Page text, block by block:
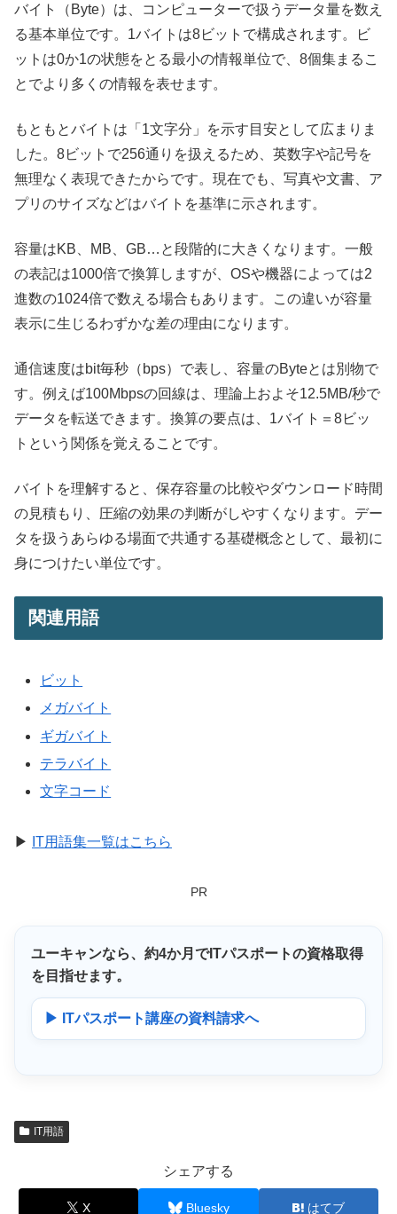
バイト（Byte）は、コンピューターで扱うデータ量を数え
る基本単位です。1バイトは8ビットで構成されます。ビ
ットは0か1の状態をとる最小の情報単位で、8個集まるこ
とでより多くの情報を表せます。
もともとバイトは「1文字分」を示す目安として広まりま
した。8ビットで256通りを扱えるため、英数字や記号を
無理なく表現できたからです。現在でも、写真や文書、ア
プリのサイズなどはバイトを基準に示されます。
容量はKB、MB、GB…と段階的に大きくなります。一般
の表記は1000倍で換算しますが、OSや機器によっては2
進数の1024倍で数える場合もあります。この違いが容量
表示に生じるわずかな差の理由になります。
通信速度はbit毎秒（bps）で表し、容量のByteとは別物で
す。例えば100Mbpsの回線は、理論上およそ12.5MB/秒で
データを転送できます。換算の要点は、1バイト＝8ビッ
トという関係を覚えることです。
バイトを理解すると、保存容量の比較やダウンロード時間
の見積もり、圧縮の効果の判断がしやすくなります。デー
タを扱うあらゆる場面で共通する基礎概念として、最初に
身につけたい単位です。
関連用語
ビット
メガバイト
ギガバイト
テラバイト
文字コード
▶ IT用語集一覧はこちら
PR
ユーキャンなら、 約4か月 でITパスポートの資格取得
を目指せます。
▶ ITパスポート講座の資料請求へ
IT用語
シェアする
X Bluesky はてブ